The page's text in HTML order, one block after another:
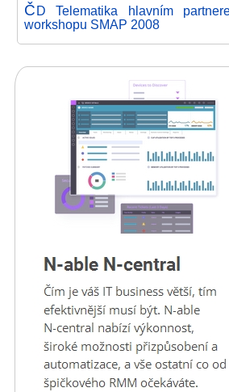
Č D Telematika hlavním
workshopu SMAP 2008